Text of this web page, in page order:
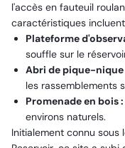
l'accès en fauteuil
caractéristiques
Plateforme
souffle sur le
Abri de pique-nique
les rassemblements
Promenade en bois :
environs naturels.
Initialement connu sous